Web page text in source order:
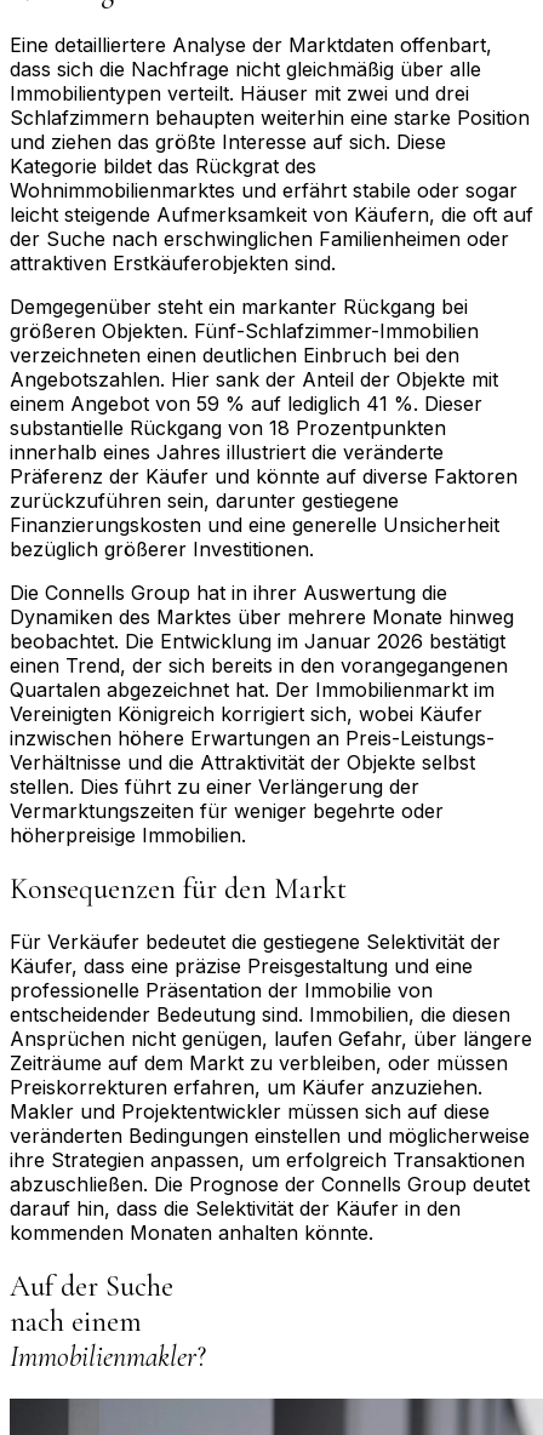
Eine detailliertere Analyse der Marktdaten offenbart,
dass sich die Nachfrage nicht gleichmäßig über alle
Immobilientypen verteilt. Häuser mit zwei und drei
Schlafzimmern behaupten weiterhin eine starke Position
und ziehen das größte Interesse auf sich. Diese
Kategorie bildet das Rückgrat des
Wohnimmobilienmarktes und erfährt stabile oder sogar
leicht steigende Aufmerksamkeit von Käufern, die oft auf
der Suche nach erschwinglichen Familienheimen oder
attraktiven Erstkäuferobjekten sind.
Demgegenüber steht ein markanter Rückgang bei
größeren Objekten. Fünf-Schlafzimmer-Immobilien
verzeichneten einen deutlichen Einbruch bei den
Angebotszahlen. Hier sank der Anteil der Objekte mit
einem Angebot von 59 % auf lediglich 41 %. Dieser
substantielle Rückgang von 18 Prozentpunkten
innerhalb eines Jahres illustriert die veränderte
Präferenz der Käufer und könnte auf diverse Faktoren
zurückzuführen sein, darunter gestiegene
Finanzierungskosten und eine generelle Unsicherheit
bezüglich größerer Investitionen.
Die Connells Group hat in ihrer Auswertung die
Dynamiken des Marktes über mehrere Monate hinweg
beobachtet. Die Entwicklung im Januar 2026 bestätigt
einen Trend, der sich bereits in den vorangegangenen
Quartalen abgezeichnet hat. Der Immobilienmarkt im
Vereinigten Königreich korrigiert sich, wobei Käufer
inzwischen höhere Erwartungen an Preis-Leistungs-
Verhältnisse und die Attraktivität der Objekte selbst
stellen. Dies führt zu einer Verlängerung der
Vermarktungszeiten für weniger begehrte oder
höherpreisige Immobilien.
Konsequenzen für den Markt
Für Verkäufer bedeutet die gestiegene Selektivität der
Käufer, dass eine präzise Preisgestaltung und eine
professionelle Präsentation der Immobilie von
entscheidender Bedeutung sind. Immobilien, die diesen
Ansprüchen nicht genügen, laufen Gefahr, über längere
Zeiträume auf dem Markt zu verbleiben, oder müssen
Preiskorrekturen erfahren, um Käufer anzuziehen.
Makler und Projektentwickler müssen sich auf diese
veränderten Bedingungen einstellen und möglicherweise
ihre Strategien anpassen, um erfolgreich Transaktionen
abzuschließen. Die Prognose der Connells Group deutet
darauf hin, dass die Selektivität der Käufer in den
kommenden Monaten anhalten könnte.
Auf der Suche
nach einem
Immobilienmakler?